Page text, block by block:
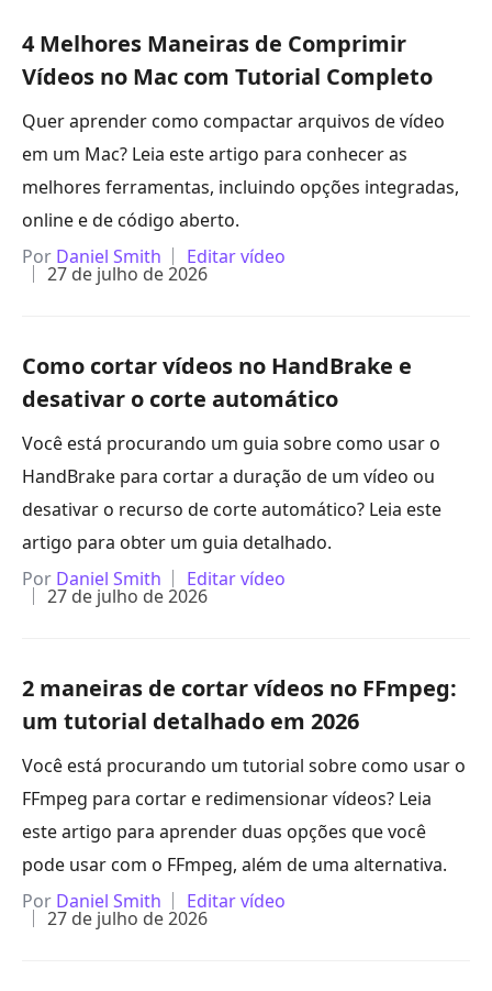
4 Melhores Maneiras de Comprimir
Vídeos no Mac com Tutorial Completo
Quer aprender como compactar arquivos de vídeo
em um Mac? Leia este artigo para conhecer as
melhores ferramentas, incluindo opções integradas,
online e de código aberto.
Por Daniel Smith Editar vídeo
27 de julho de 2026
Como cortar vídeos no HandBrake e
desativar o corte automático
Você está procurando um guia sobre como usar o
HandBrake para cortar a duração de um vídeo ou
desativar o recurso de corte automático? Leia este
artigo para obter um guia detalhado.
Por Daniel Smith Editar vídeo
27 de julho de 2026
2 maneiras de cortar vídeos no FFmpeg:
um tutorial detalhado em 2026
Você está procurando um tutorial sobre como usar o
FFmpeg para cortar e redimensionar vídeos? Leia
este artigo para aprender duas opções que você
pode usar com o FFmpeg, além de uma alternativa.
Por Daniel Smith Editar vídeo
27 de julho de 2026